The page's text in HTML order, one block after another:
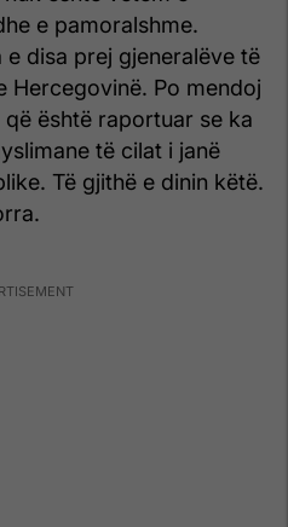
e pamoralshme.
e disa prej gjeneralëve të
Hercegovinë. Po mendoj
është raportuar se ka
të cilat i janë
Të gjithë e dinin këtë.